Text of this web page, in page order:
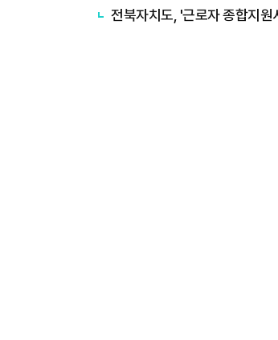
전북자치도, '근로자 종합지원